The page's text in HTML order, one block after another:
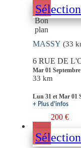
Bon
plan
MASSY (33
6 RUE DE
Mar 01 Septembre
33 km
Lun 31 et Mar 01
+ Plus d'infos
200 €